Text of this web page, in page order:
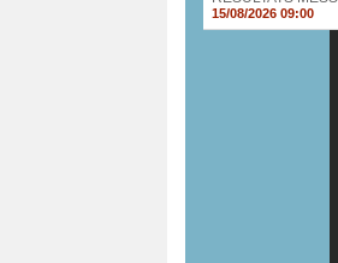
15/08/2026 09:00